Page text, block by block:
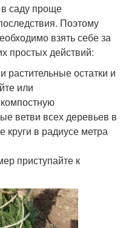
саду проще
Поэтому
взять себе за
простых действий:
растительные остатки и
или
ветви всех деревьев в
круги в радиусе метра
приступайте к